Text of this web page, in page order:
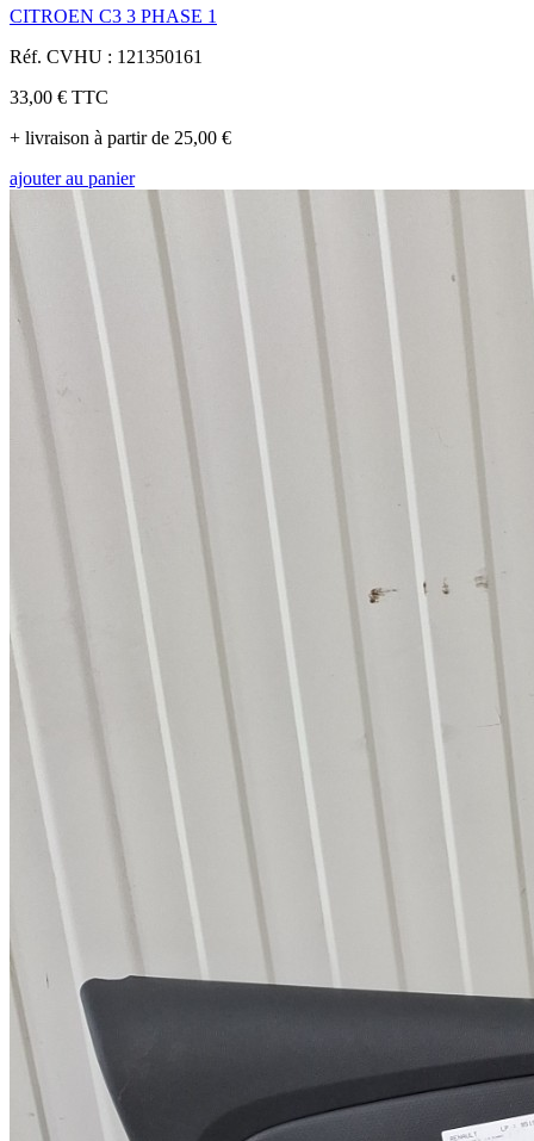
CITROEN C3 3 PHASE 1
Réf. CVHU : 121350161
33,00 € TTC
+ livraison à partir de 25,00 €
ajouter au panier